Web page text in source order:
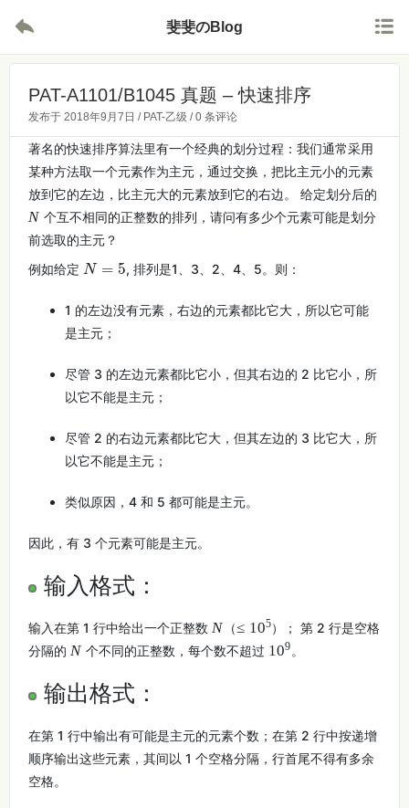
 斐斐のBlog 
PAT-A1101/B1045 真题 – 快速排序
发布于 2018年9月7日 / PAT-乙级 /0 条评论
著名的快速排序算法里有一个经典的划分过程：我们通常采用
某种方法取一个元素作为主元，通过交换，把比主元小的元素
放到它的左边，比主元大的元素放到它的右边。 给定划分后的
N 个互不相同的正整数的排列，请问有多少个元素可能是划分
前选取的主元？
例如给定
N=
, 排列是1、3、2、4、5。则：
1 的左边没有元素，右边的元素都比它大，所以它可能
是主元；
尽管 3 的左边元素都比它小，但其右边的 2 比它小，所
以它不能是主元；
尽管 2 的右边元素都比它大，但其左边的 3 比它大，所
以它不能是主元；
类似原因，4 和 5 都可能是主元。
因此，有 3 个元素可能是主元。
输入格式：
输入在第 1 行中给出一个正整数 N （≤ 105）； 第 2 行是空格
分隔的 N 个不同的正整数，每个数不超过 109 。
输出格式：
在第 1 行中输出有可能是主元的元素个数；在第 2 行中按递增
顺序输出这些元素，其间以 1 个空格分隔，行首尾不得有多余
空格。